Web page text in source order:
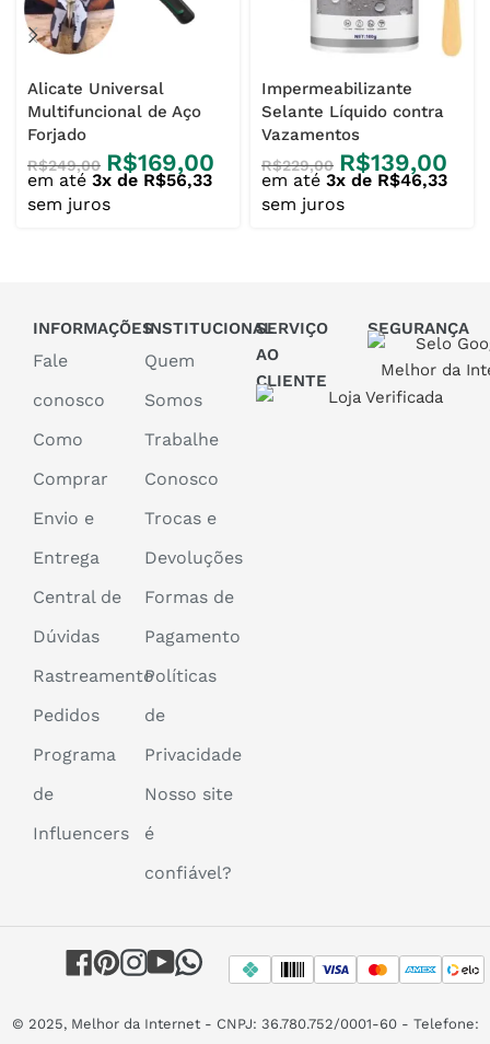
Alicate Universal
Multifuncional de Aço
Forjado
R$249,00 R$169,00
em até 3x de R$56,33
sem juros
Impermeabilizante
Selante Líquido contra
Vazamentos
R$229,00 R$139,00
em até 3x de R$46,33
sem juros
INFORMAÇÕES
Fale
conosco
Como
Comprar
Envio e
Entrega
Central de
Dúvidas
Rastreamento
Pedidos
Programa
de
Influencers
INSTITUCIONAL
Quem
Somos
Trabalhe
Conosco
Trocas e
Devoluções
Formas de
Pagamento
Políticas
de
Privacidade
Nosso site
é
confiável?
SERVIÇO
AO
CLIENTE
SEGURANÇA
Facebook
Pinterest
Instagram
YouTubeWhatsApp
© 2025, Melhor da Internet - CNPJ: 36.780.752/0001-60 - Telefone: